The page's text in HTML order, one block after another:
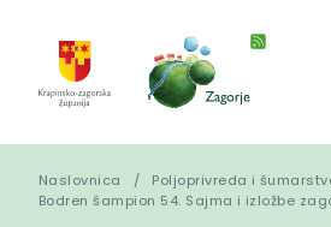
Naslovnica
Poljoprivreda i
Bodren šampion 54. Sajma i izložbe